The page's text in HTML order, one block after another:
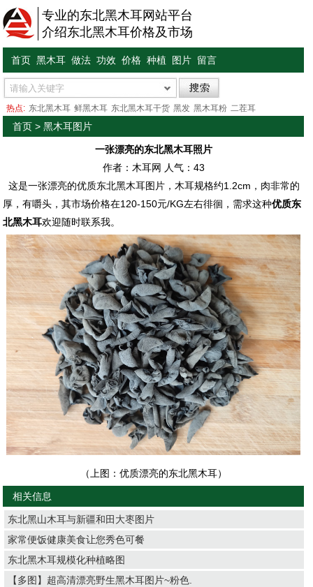
专业的东北黑木耳网站平台
介绍东北黑木耳价格及市场
首页 黑木耳 做法 功效 价格 种植 图片 留言
热点: 东北黑木耳 鲜黑木耳 东北黑木耳干货 黑发 黑木耳粉 二茬耳
首页 >黑木耳图片
一张漂亮的东北黑木耳照片
作者：木耳网 人气： 43
这是一张漂亮的优质东北黑木耳图片，木耳规格约1.2cm，肉非常的
厚，有嚼头，其市场价格在120-150元/KG左右徘徊，需求这种优质东
北黑木耳欢迎随时联系我。
（上图：优质漂亮的东北黑木耳）
相关信息
东北黑山木耳与新疆和田大枣图片
家常便饭健康美食让您秀色可餐
东北黑木耳规模化种植略图
【多图】超高清漂亮野生黑木耳图片~粉色.